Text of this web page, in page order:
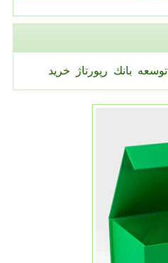
توسعه بانك رپورتاژ خرید